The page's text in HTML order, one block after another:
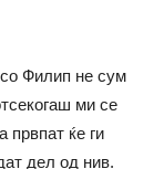
Филип не сум
ми се
првпат ќе ги
дел од нив.